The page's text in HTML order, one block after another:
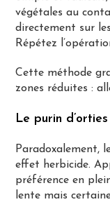
végétales au
directement sur
Répétez
Cette méthode
zones réduites :
Le purin
Paradoxalement,
effet herbicide.
préférence en
lente mais